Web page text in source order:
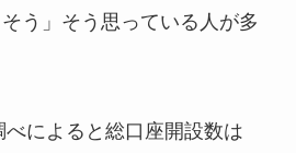
そう」そう思っている人が多
によると総口座開設数は